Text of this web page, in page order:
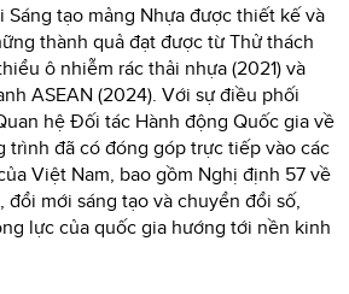
tạo mảng Nhựa được thiết kế và
thành quả đạt được từ Thử thách
ô nhiễm rác thải nhựa (2021) và
ASEAN (2024). Với sự điều phối
hệ Đối tác Hành động Quốc gia về
trình đã có đóng góp trực tiếp vào các
Việt Nam, bao gồm Nghị định 57 về
đổi mới sáng tạo và chuyển đổi số,
lực của quốc gia hướng tới nền kinh